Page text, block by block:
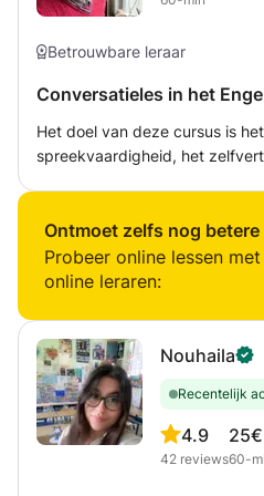
Betrouwbare leraar
Conversatieles in het
Het doel van deze cursus is
spreekvaardigheid, het
bied uitleg over grammaticale
van de woordenschat en tips
verstaanbaar vermogen te verbeteren! De
om een taal te leren is door
Ontmoet zelfs nog betere
Probeer online lessen
online leraren:
Nouhaila
Recentelijk
4.9
42 reviews
25€
60-